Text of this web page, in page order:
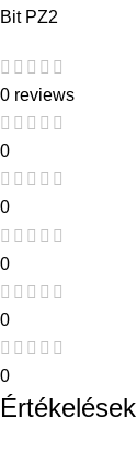
Bit PZ2
0 reviews
0
0
0
0
0
Értékelések